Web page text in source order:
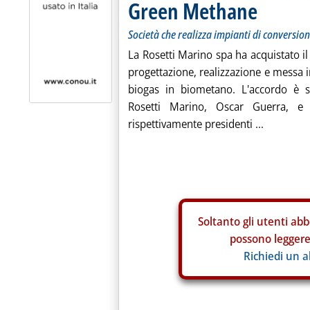
Green Methane
Società che realizza impianti di
La Rosetti Marino spa ha acquistato
progettazione, realizzazione e
biogas in biometano. L'accordo è
Rosetti Marino, Oscar Guerra,
rispettivamente presidenti ...
Soltanto gli utenti
possono
Richiedi un